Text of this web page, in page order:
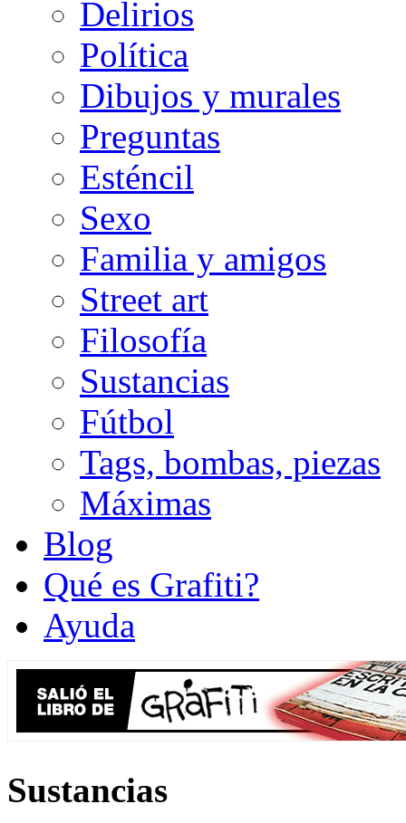
Delirios
Política
Dibujos y murales
Preguntas
Esténcil
Sexo
Familia y amigos
Street art
Filosofía
Sustancias
Fútbol
Tags, bombas, piezas
Máximas
Blog
Qué es Grafiti?
Ayuda
Sustancias